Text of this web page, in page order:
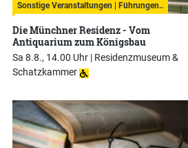
Sonstige Veranstaltungen | Führungen..
Die Münchner Residenz - Vom
Antiquarium zum Königsbau
Sa 8.8., 14.00 Uhr | Residenzmuseum &
Schatzkammer